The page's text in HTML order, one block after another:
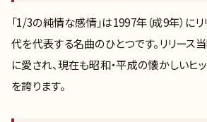
「1/3の純情な感情」は1997年（成9年）に
代を代表する名曲のひとつです。リリース
に愛され、現在も昭和・平成の懐かしいヒ
を誇ります。